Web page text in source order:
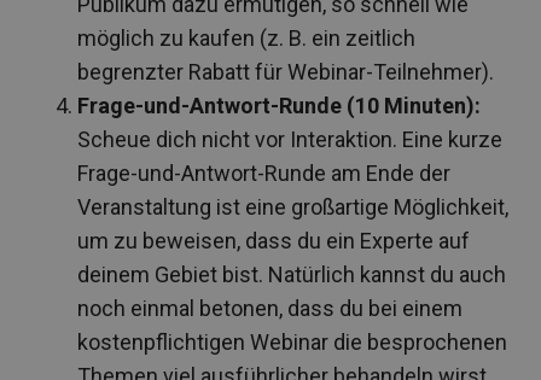
möglich zu kaufen (z. B. ein zeitlich
begrenzter Rabatt für Webinar-Teilnehmer).
Frage-und-Antwort-Runde (10 Minuten):
Scheue dich nicht vor Interaktion. Eine kurze
Frage-und-Antwort-Runde am Ende der
Veranstaltung ist eine großartige Möglichkeit,
um zu beweisen, dass du ein Experte auf
deinem Gebiet bist. Natürlich kannst du auch
noch einmal betonen, dass du bei einem
kostenpflichtigen Webinar die besprochenen